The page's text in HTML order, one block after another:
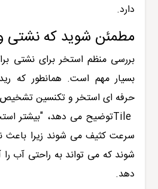
دارد.
مطمئن شوید که نشتی
بررسی منظم استخر برای نشتی
بسیار مهم است. همانطور که
حرفه ای استخر و تکنسین
Tileتوضیح می دهد، "بیشتر
سرعت کثیف می شوند زیرا باعث
شوند که می تواند به راحتی آب را
دهد.